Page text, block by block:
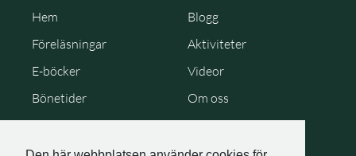
Hem
Blogg
Föreläsningar
Aktiviteter
E-böcker
Videor
Bönetider
Om oss
Cookie Policy
Personuppgiftspolicy